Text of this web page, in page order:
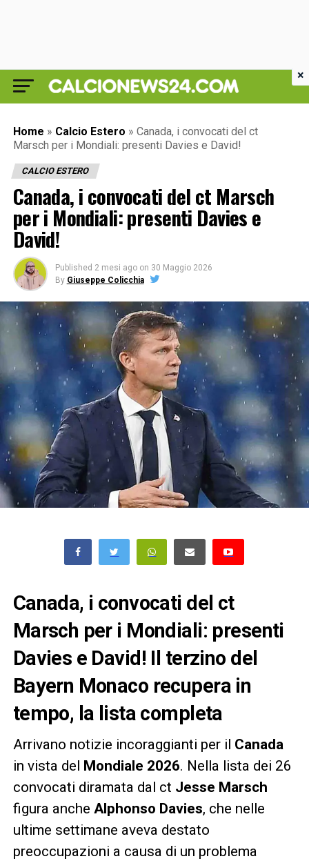
Home » Calcio Estero » Canada, i convocati del ct
Marsch per i Mondiali: presenti Davies e David!
CALCIO ESTERO
Canada, i convocati del ct Marsch
per i Mondiali: presenti Davies e
David!
Published 2 mesi ago on 30 Maggio 2026
By Giuseppe Colicchia
Canada, i convocati del ct
Marsch per i Mondiali: presenti
Davies e David! Il terzino del
Bayern Monaco recupera in
tempo, la lista completa
Arrivano notizie incoraggianti per il Canada
in vista del
Mondiale 2026. Nella lista dei 26
convocati diramata dal ct Jesse Marsch
figura anche Alphonso Davies, che nelle
ultime settimane aveva destato
preoccupazioni a causa di un problema
×